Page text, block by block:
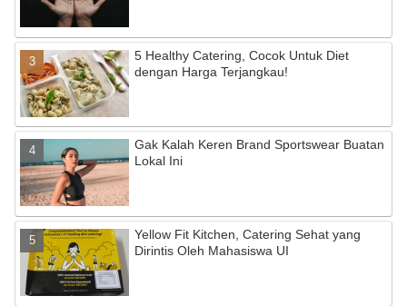
5 Healthy Catering, Cocok Untuk Diet
dengan Harga Terjangkau!
Gak Kalah Keren Brand Sportswear Buatan
Lokal Ini
Yellow Fit Kitchen, Catering Sehat yang
Dirintis Oleh Mahasiswa UI